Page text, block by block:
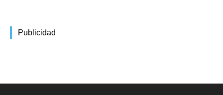
Publicidad